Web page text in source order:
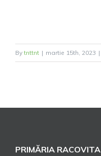
By tnttnt | martie 15th, 2023 |
PRIMĂRIA RACOVITA